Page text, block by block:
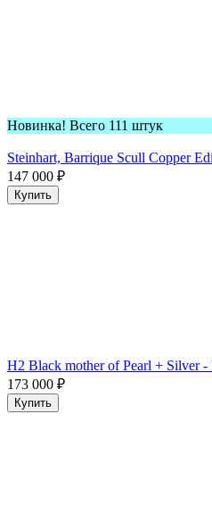
Новинка! Всего 111 штук
Steinhart, Barrique Scull Copper
147 000 ₽
Купить
H2 Black mother of Pearl +
173 000 ₽
Купить